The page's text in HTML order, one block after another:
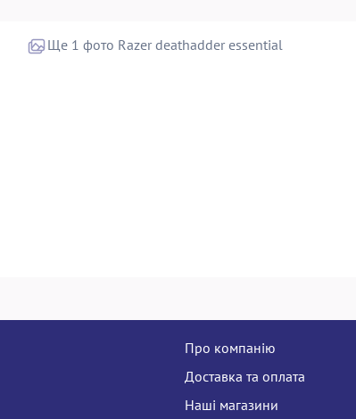
Ще 1 фото Razer deathadder essential
Про компанію
Доставка та оплата
Наші магазини